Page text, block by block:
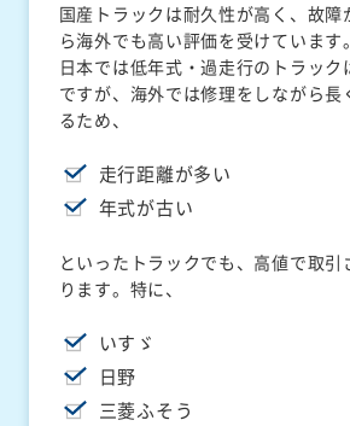
国産トラックは耐久性が高く、故障
ら海外でも高い評価を受けています。
日本では低年式・過走行のトラック
ですが、海外では修理をしながら長
るため、
走行距離が多い
年式が古い
といったトラックでも、高値で取引
ります。特に、
いすゞ
日野
三菱ふそう